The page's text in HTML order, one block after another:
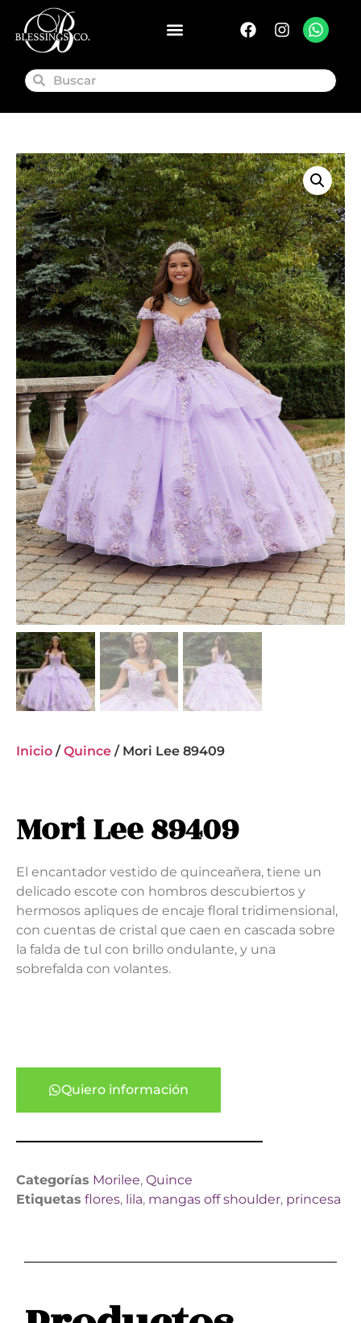
Inicio /Quince / Mori Lee 89409
Mori Lee 89409
El encantador vestido de quinceañera, tiene un
delicado escote con hombros descubiertos y
hermosos apliques de encaje floral tridimensional,
con cuentas de cristal que caen en cascada sobre
la falda de tul con brillo ondulante, y una
sobrefalda con volantes.
Quiero información
Categorías Morilee, Quince
Etiquetas flores, lila, mangas off shoulder, princesa